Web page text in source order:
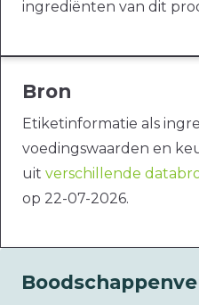
ingrediënten van dit
Bron
Etiketinformatie als
voedingswaarden en
uit verschillende
op 22-07-2026.